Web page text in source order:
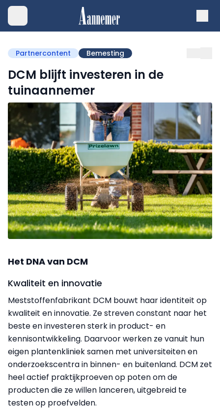
Partnercontent Bemesting
DCM blijft investeren in de
tuinaannemer
Het DNA van DCM
Kwaliteit en innovatie
Meststoffenfabrikant DCM bouwt haar identiteit op
kwaliteit en innovatie. Ze streven constant naar het
beste en investeren sterk in product- en
kennisontwikkeling. Daarvoor werken ze vanuit hun
eigen plantenkliniek samen met universiteiten en
onderzoekscentra in binnen- en buitenland. DCM zet
heel actief praktijkproeven op poten om de
producten die ze willen lanceren, uitgebreid te
testen op proefvelden.